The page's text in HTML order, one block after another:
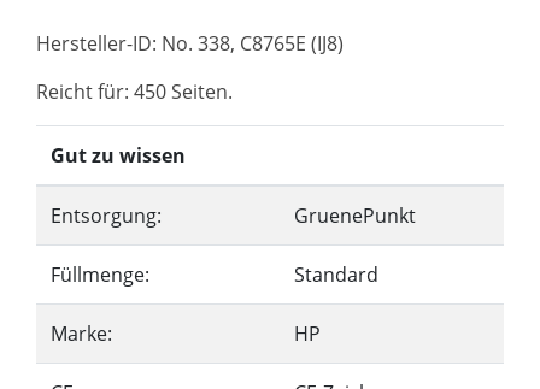
Hersteller-ID: No. 338, C8765E (IJ8)
Reicht für: 450 Seiten.
Gut zu wissen
Entsorgung: GruenePunkt
Füllmenge: Standard
Marke: HP